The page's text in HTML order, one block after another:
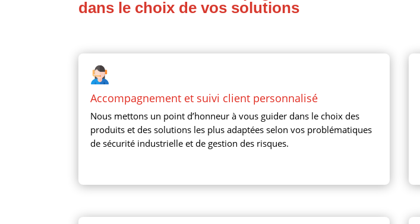
dans le choix de vos solutions
Accompagnement et suivi client personnalisé
Nous mettons un point d’honneur à vous guider dans le choix des
produits et des solutions les plus adaptées selon vos problématiques
de sécurité industrielle et de gestion des risques.